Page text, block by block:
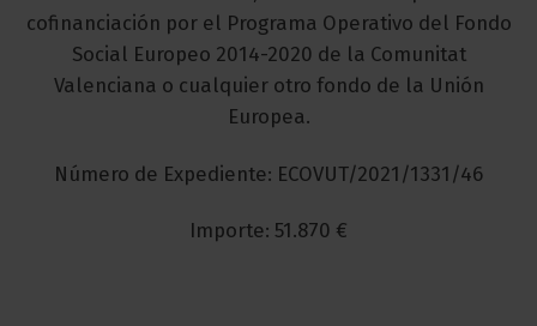
cofinanciación por el Programa Operativo del Fondo
Social Europeo 2014-2020 de la Comunitat
Valenciana o cualquier otro fondo de la Unión
Europea.
Número de Expediente: ECOVUT/2021/1331/46
Importe: 51.870 €